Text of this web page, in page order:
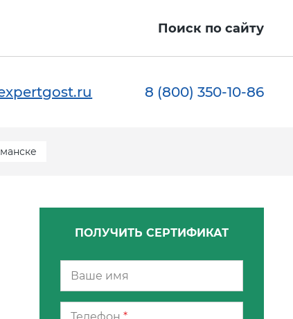
Поиск по сайту
8 (800) 350-10-86
ПОЛУЧИТЬ СЕРТИФИКАТ